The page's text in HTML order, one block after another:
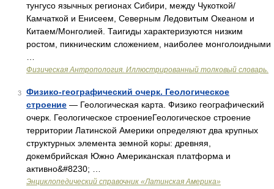
тунгусо язычных регионах Сибири, между Чукоткой/
Камчаткой и Енисеем, Северным Ледовитым Океаном и
Китаем/Монголией. Таигиды характеризуются низким
ростом, пикническим сложением, наиболее монголоидными
Физическая Антропология. Иллюстрированный толковый словарь.
3
Физико-географический очерк. Геологическое
строение — Геологическая карта. Физико географический
очерк. Геологическое строениеГеологическое строение
территории Латинской Америки определяют два крупных
структурных элемента земной коры: древняя,
докембрийская Южно Американская платформа и
активно&#8230; …
Энциклопедический справочник «Латинская Америка»